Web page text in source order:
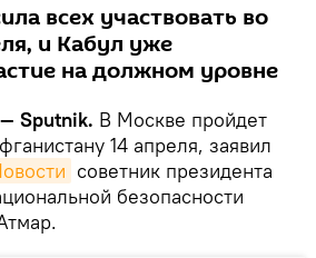
всех участвовать во
и Кабул уже
на должном уровне
Sputnik. В Москве пройдет
14 апреля, заявил
советник президента
безопасности